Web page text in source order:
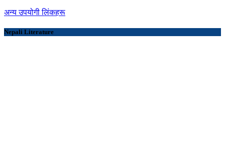
अन्य उपयोगी लिंकहरू
Nepali Literature